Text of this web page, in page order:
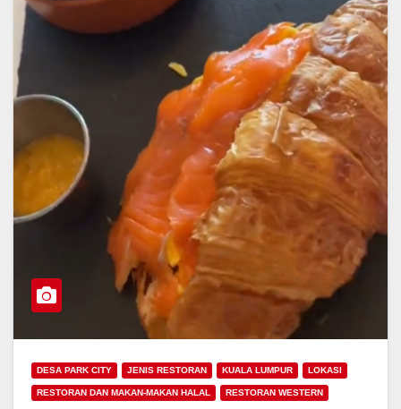
DESA PARK CITY JENIS RESTORAN KUALA LUMPUR LOKASI
RESTORAN DAN MAKAN-MAKAN HALAL RESTORAN WESTERN